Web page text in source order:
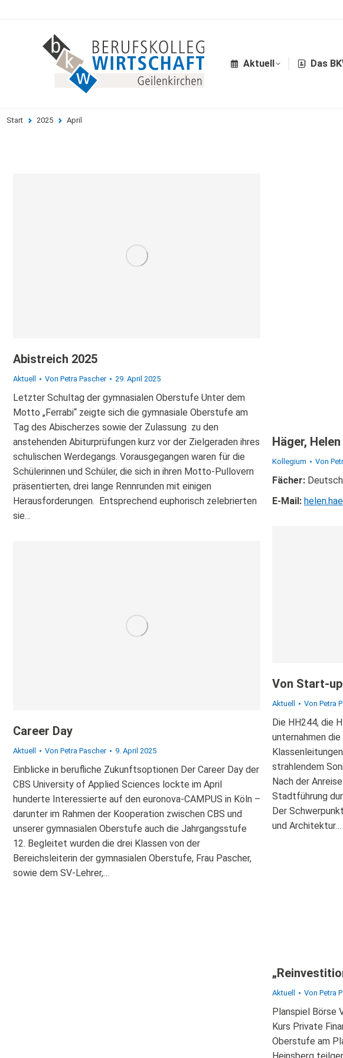
Aktuell Das
Sie befinden sich hier:
Start 2025 April
Abistreich 2025
Aktuell Von Petra Pascher 29. April 2025
Letzter Schultag der gymnasialen Oberstufe Unter dem
Motto „Ferrabi“ zeigte sich die gymnasiale Oberstufe am
Tag des Abischerzes sowie der Zulassung zu den
anstehenden Abiturprüfungen kurz vor der Zielgeraden ihres
schulischen Werdegangs. Vorausgegangen waren für die
Schülerinnen und Schüler, die sich in ihren Motto-Pullovern
präsentierten, drei lange Rennrunden mit einigen
Herausforderungen. Entsprechend euphorisch zelebrierten
sie…
Häger, Helen
Kollegium Von
Fächer:
E-Mail:
Von Start-
Aktuell Von Petra
Die HH244, die
unternahmen
strahlendem
Nach der
Stadtführung
Der
und Architektur…
Career Day
Aktuell Von Petra Pascher 9. April 2025
Einblicke in berufliche Zukunftsoptionen Der Career Day der
CBS University of Applied Sciences lockte im April
hunderte Interessierte auf den euronova-CAMPUS in Köln –
darunter im Rahmen der Kooperation zwischen CBS und
unserer gymnasialen Oberstufe auch die Jahrgangsstufe
12. Begleitet wurden die drei Klassen von der
Bereichsleiterin der gymnasialen Oberstufe, Frau Pascher,
sowie dem SV-Lehrer,…
Aktuell Von Petra
Planspiel Börse
Kurs Private
Oberstufe am